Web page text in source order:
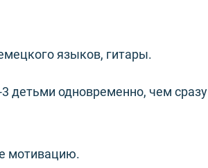
языков, гитары.
детьми одновременно, чем сразу
мотивацию.